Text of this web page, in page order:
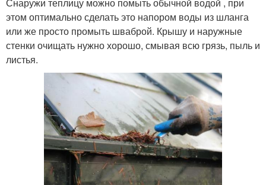
этом оптимально сделать это напором воды из шланга
или же просто промыть шваброй. Крышу и наружные
стенки очищать нужно хорошо, смывая всю грязь, пыль и
листья.